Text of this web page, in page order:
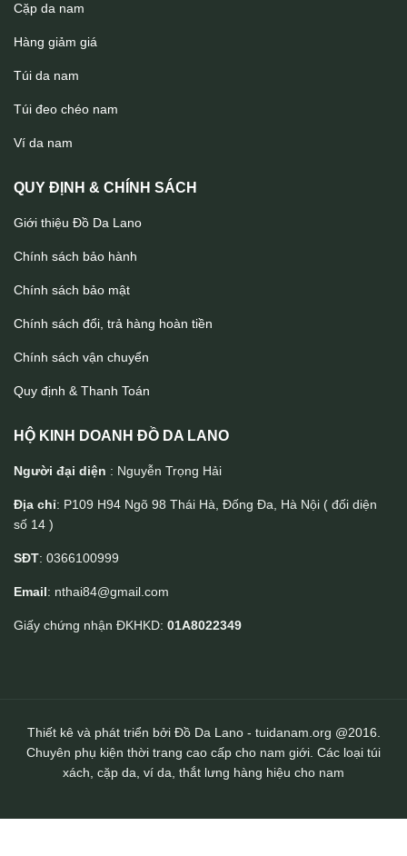
Bao ví da đựng hộ chiếu passport handmade Lano VDP01
Cặp da nam
Hàng giảm giá
Túi da nam
Túi đeo chéo nam
Ví da nam
QUY ĐỊNH & CHÍNH SÁCH
Giới thiệu Đồ Da Lano
Chính sách bảo hành
Chính sách bảo mật
Chính sách đổi, trả hàng hoàn tiền
Chính sách vận chuyển
Quy định & Thanh Toán
HỘ KINH DOANH ĐỒ DA LANO
Người đại diện : Nguyễn Trọng Hải
Địa chỉ: P109 H94 Ngõ 98 Thái Hà, Đống Đa, Hà Nội ( đối diện
số 14 )
SĐT: 0366100999
Email: nthai84@gmail.com
Giấy chứng nhận ĐKHKD: 01A8022349
Thiết kê và phát triển bởi Đồ Da Lano - tuidanam.org @2016.
Chuyên phụ kiện thời trang cao cấp cho nam giới. Các loại túi
xách, cặp da, ví da, thắt lưng hàng hiệu cho nam